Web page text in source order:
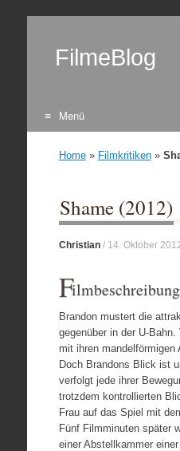
FilmeBlog
Menü
Home» Filmkritiken»
Shame (2012)
Christian/ 14. Oktober
F
Brandon mustert die
gegenüber in der U-
mit ihren mandelförmigen
Doch Brandons Blick ist
verfolgt jede ihrer
trotzdem kontrollierten
Frau auf das Spiel mit
Fünf Filmminuten später
einer Abstellkammer